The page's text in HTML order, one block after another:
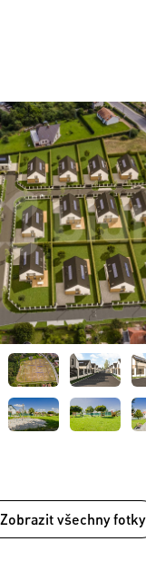
Zobrazit všechny fotky